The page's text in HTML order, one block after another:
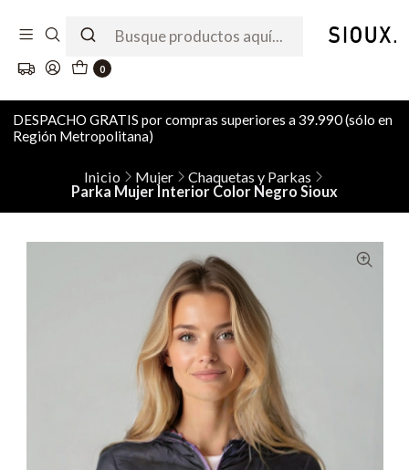
0
DESPACHO GRATIS por compras superiores a 39.990 (sólo en
Región Metropolitana)
Inicio Mujer
Chaquetas y Parkas
Parka Mujer Interior Color Negro Sioux